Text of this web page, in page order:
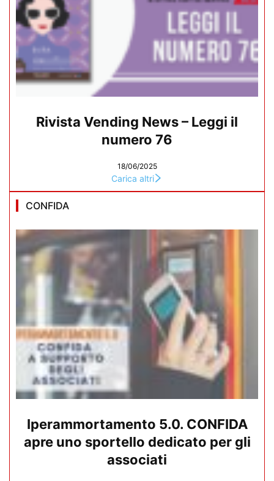
Rivista Vending News – Leggi il
numero 76
18/06/2025
Carica altri
CONFIDA
Iperammortamento 5.0. CONFIDA
apre uno sportello dedicato per gli
associati